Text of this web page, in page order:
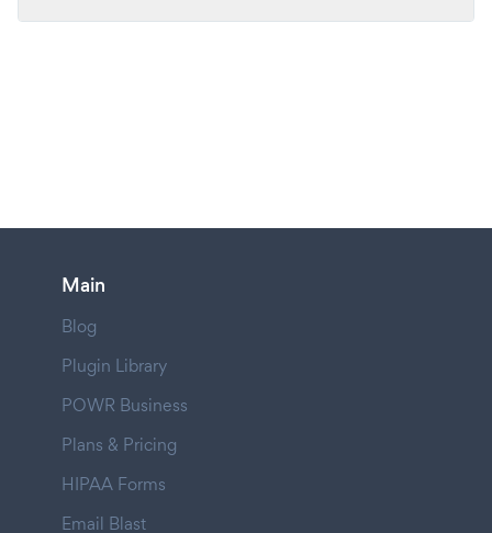
Main
Blog
Plugin Library
POWR Business
Plans & Pricing
HIPAA Forms
Email Blast